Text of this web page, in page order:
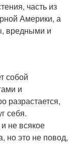
часть из
Америки, а
вредными и
собой
и
разрастается,
себя.
не всякое
но это не повод,